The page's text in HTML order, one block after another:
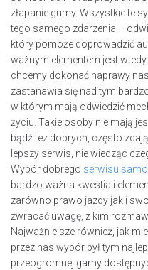
złapanie gumy. Wszystkie te
tego samego zdarzenia –
który pomoże doprowadzić
ważnym elementem jest
chcemy dokonać naprawy
zastanawia się nad tym
w którym mają odwiedzić
życiu. Takie osoby nie mają
bądź tez dobrych, często
lepszy serwis, nie wiedząc
Wybór dobrego serwisu
bardzo ważna kwestia i
zarówno prawo jazdy jak i
zwracać uwagę, z kim
Najważniejsze również, jak
przez nas wybór był tym
przeogromnej gamy